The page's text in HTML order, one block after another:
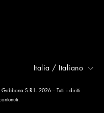
Italia / Italiano
S.R.L. 2026 – Tutti i diritti